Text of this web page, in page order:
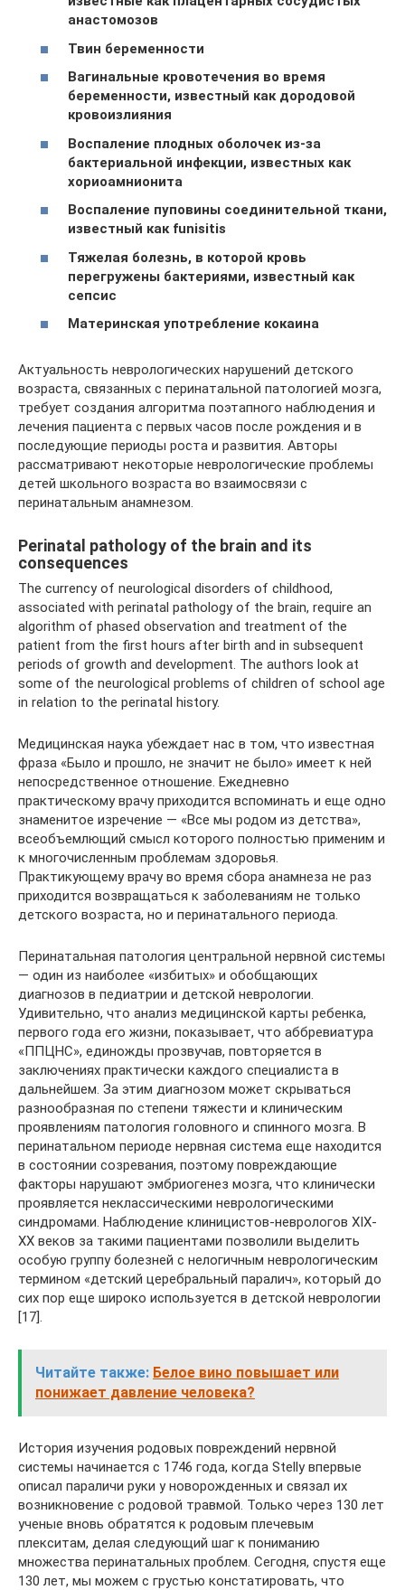
анастомозов
Твин беременности
Вагинальные кровотечения во время
беременности, известный как дородовой
кровоизлияния
Воспаление плодных оболочек из-за
бактериальной инфекции, известных как
хориоамнионита
Воспаление пуповины соединительной ткани,
известный как funisitis
Тяжелая болезнь, в которой кровь
перегружены бактериями, известный как
сепсис
Материнская употребление кокаина
Актуальность неврологических нарушений детского
возраста, связанных с перинатальной патологией мозга,
требует создания алгоритма поэтапного наблюдения и
лечения пациента с первых часов после рождения и в
последующие периоды роста и развития. Авторы
рассматривают некоторые неврологические проблемы
детей школьного возраста во взаимосвязи с
перинатальным анамнезом.
Perinatal pathology of the brain and its
consequences
The currency of neurological disorders of childhood,
associated with perinatal pathology of the brain, require an
algorithm of phased observation and treatment of the
patient from the first hours after birth and in subsequent
periods of growth and development. The authors look at
some of the neurological problems of children of school age
in relation to the perinatal history.
Медицинская наука убеждает нас в том, что известная
фраза «Было и прошло, не значит не было» имеет к ней
непосредственное отношение. Ежедневно
практическому врачу приходится вспоминать и еще одно
знаменитое изречение — «Все мы родом из детства»,
всеобъемлющий смысл которого полностью применим и
к многочисленным проблемам здоровья.
Практикующему врачу во время сбора анамнеза не раз
приходится возвращаться к заболеваниям не только
детского возраста, но и перинатального периода.
Перинатальная патология центральной нервной системы
— один из наиболее «избитых» и обобщающих
диагнозов в педиатрии и детской неврологии.
Удивительно, что анализ медицинской карты ребенка,
первого года его жизни, показывает, что аббревиатура
«ППЦНС», единожды прозвучав, повторяется в
заключениях практически каждого специалиста в
дальнейшем. За этим диагнозом может скрываться
разнообразная по степени тяжести и клиническим
проявлениям патология головного и спинного мозга. В
перинатальном периоде нервная система еще находится
в состоянии созревания, поэтому повреждающие
факторы нарушают эмбриогенез мозга, что клинически
проявляется неклассическими неврологическими
синдромами. Наблюдение клиницистов-неврологов XIX-
XX веков за такими пациентами позволили выделить
особую группу болезней с нелогичным неврологическим
термином «детский церебральный паралич», который до
сих пор еще широко используется в детской неврологии
[17].
Читайте также: Белое вино повышает или
понижает давление человека?
История изучения родовых повреждений нервной
системы начинается с 1746 года, когда Stelly впервые
описал параличи руки у новорожденных и связал их
возникновение с родовой травмой. Только через 130 лет
ученые вновь обратятся к родовым плечевым
плекситам, делая следующий шаг к пониманию
множества перинатальных проблем. Сегодня, спустя еще
130 лет, мы можем с грустью констатировать, что